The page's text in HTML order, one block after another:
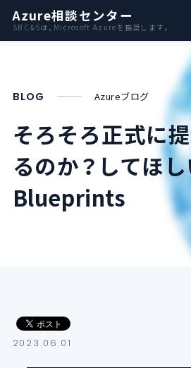
Azure相談センター
SB C&Sは、Microsoft Azureを推奨します。
パートナー支
資料ダウンロ
お問い合わせ
Azureとは
AWS比較
BLOG Azureブログ
そろそろ正式に
るのか？してほ
Blueprints
2023.06.01